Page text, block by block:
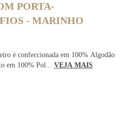
PORTA-
- MARINHO
é confeccionada em 100% Algodão
em 100% Pol... VEJA MAIS